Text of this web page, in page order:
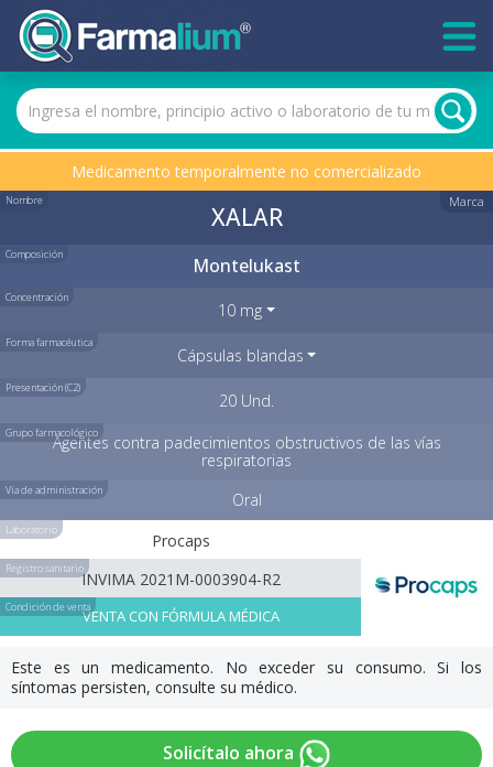
Medicamento temporalmente no comercializado
Nombre Marca
XALAR
Composición Montelukast
Concentración
10 mg
Forma farmacéutica
Cápsulas blandas
Presentación (C2)
20 Und.
Grupo farmacológicoAgentes contra padecimientos obstructivos de las vías
respiratorias
Vía de administración Oral
Laboratorio
Procaps
Registro sanitario
INVIMA 2021M-0003904-R2
Condición de ventaVENTA CON FÓRMULA MÉDICA
Este es un medicamento. No exceder su consumo. Si los
síntomas persisten, consulte su médico.
Solicítalo ahora